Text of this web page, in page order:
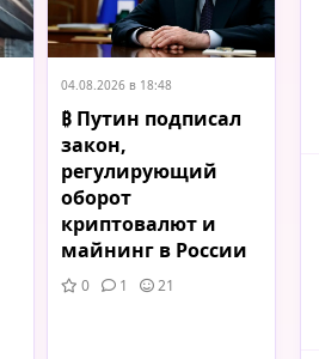
04.08.2026 в 18:48
₿ Путин подписал
закон,
регулирующий
оборот
криптовалют и
майнинг в России
0 1 21